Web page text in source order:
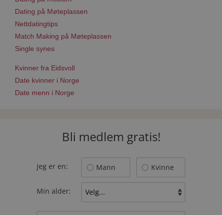
Dating på Møteplassen
Nettdatingtips
Match Making på Møteplassen
Single synes
Kvinner fra Eidsvoll
Date kvinner i Norge
Date menn i Norge
Bli medlem gratis!
Jeg er en: Mann Kvinne
Min alder: